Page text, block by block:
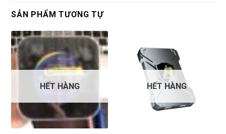
SẢN PHẨM TƯƠNG TỰ
HẾT HÀNG HẾT HÀNG